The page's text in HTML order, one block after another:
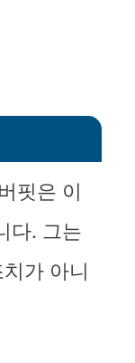
핏은 이
다. 그는
가 아니